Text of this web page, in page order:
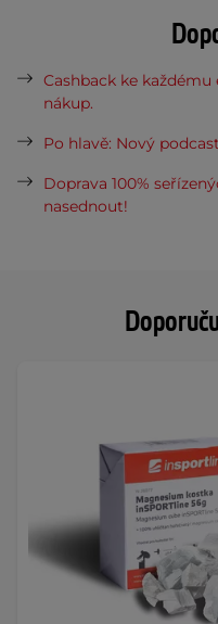
Cashback ke
nákup.
Po hlavě: Nový
Doprava 100%
nasednout!